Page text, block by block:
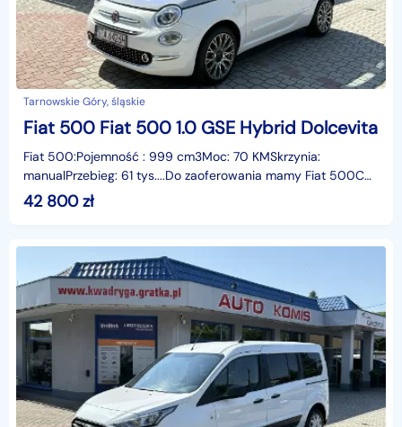
Tarnowskie Góry, śląskie
Fiat 500 Fiat 500 1.0 GSE Hybrid Dolcevita
Fiat 500:Pojemność : 999 cm3Moc: 70 KMSkrzynia:
manualPrzebieg: 61 tys....Do zaoferowania mamy Fiat 500C
Cabrio 1.0 GSE Hybrid Dolcevita z 2021 roku, z ekonomi
42 800zł